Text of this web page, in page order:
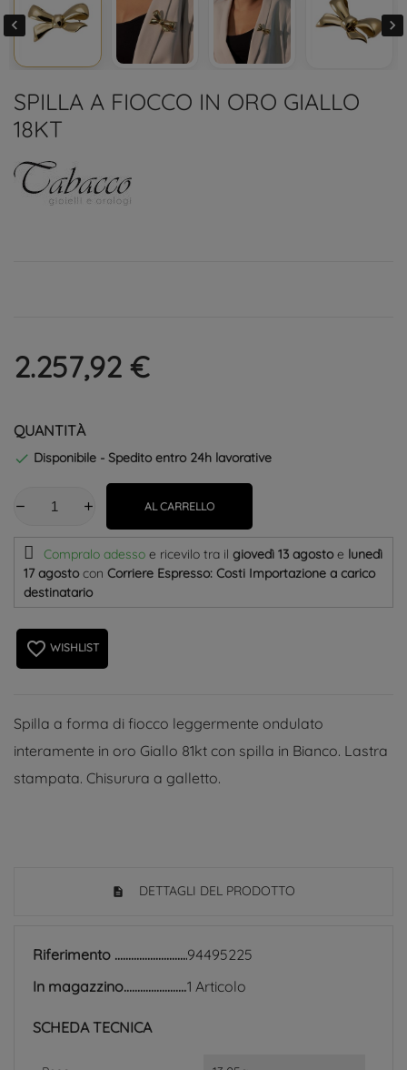
 
SPILLA A FIOCCO IN ORO GIALLO
18KT
2.257,92 €
QUANTITÀ
 Disponibile - Spedito entro 24h lavorative
AL CARRELLO
Compralo adesso e ricevilo tra il giovedì 13 agostoe lunedì
17 agosto con Corriere Espresso: Costi Importazione a carico
destinatario
favorite_border WISHLIST
Spilla a forma di fiocco leggermente ondulato
interamente in oro Giallo 81kt con spilla in Bianco. Lastra
stampata. Chisurura a galletto.
DETTAGLI DEL PRODOTTO
Riferimento
94495225
In magazzino
1 Articolo
SCHEDA TECNICA